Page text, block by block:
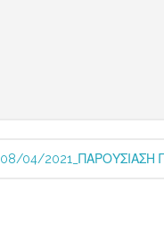
08/04/2021_ΠΑΡΟΥΣΙΑΣΗ